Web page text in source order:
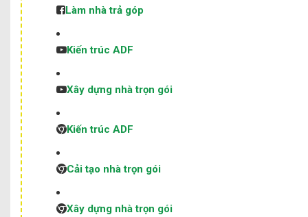
Làm nhà trả góp
Kiến trúc ADF
Xây dựng nhà trọn gói
Kiến trúc ADF
Cải tạo nhà trọn gói
Xây dựng nhà trọn gói